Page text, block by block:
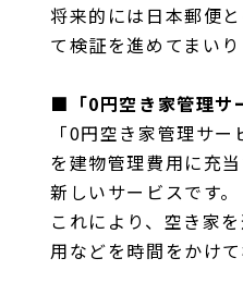
将来的には日本郵便
て検証を進めてまいり
■「0円空き家管理サ
「0円空き家管理サ
を建物管理費用に充
新しいサービスです。
これにより、空き家
用などを時間をかけ